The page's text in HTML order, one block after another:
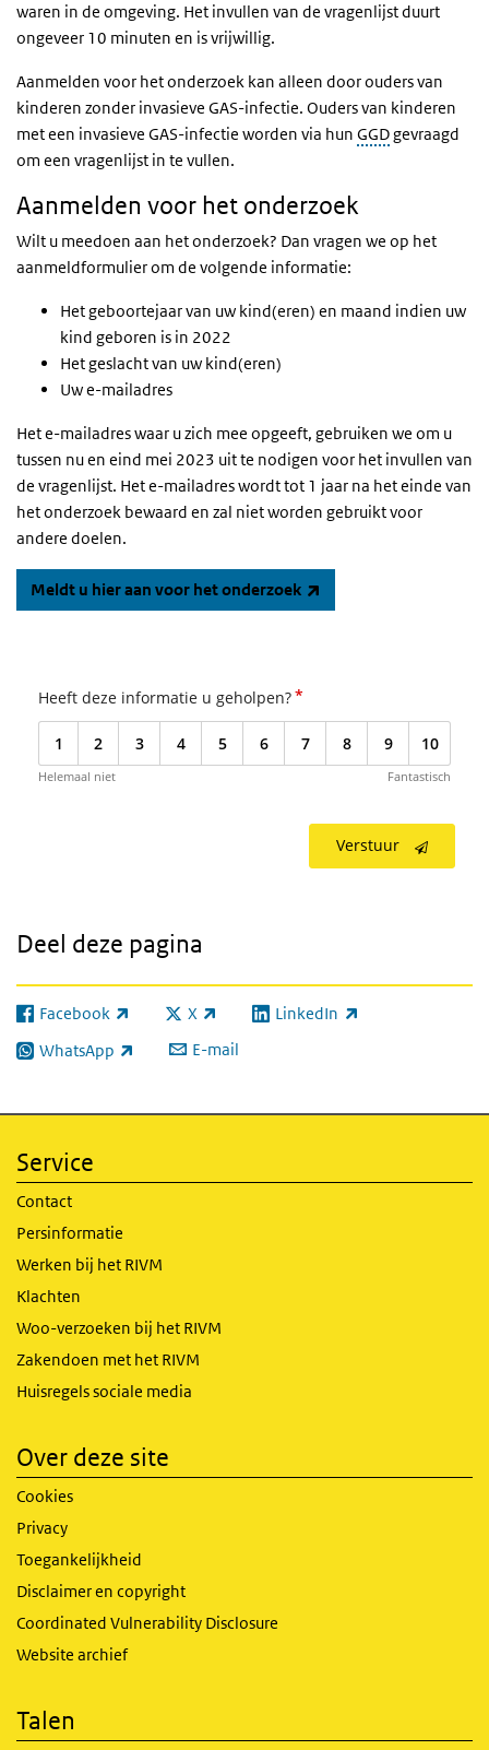
waren in de omgeving. Het invullen van de vragenlijst duurt
ongeveer 10 minuten en is vrijwillig.
Aanmelden voor het onderzoek kan alleen door ouders van
kinderen zonder invasieve GAS-infectie. Ouders van kinderen
met een invasieve GAS-infectie worden via hun GGDgevraagd
om een vragenlijst in te vullen.
Aanmelden voor het onderzoek
Wilt u meedoen aan het onderzoek? Dan vragen we op het
aanmeldformulier om de volgende informatie:
Het geboortejaar van uw kind(eren) en maand indien uw
kind geboren is in 2022
Het geslacht van uw kind(eren)
Uw e-mailadres
Het e-mailadres waar u zich mee opgeeft, gebruiken we om u
tussen nu en eind mei 2023 uit te nodigen voor het invullen van
de vragenlijst. Het e-mailadres wordt tot 1 jaar na het einde van
het onderzoek bewaard en zal niet worden gebruikt voor
andere doelen.
Meldt u hier aan voor het onderzoek
Heeft deze informatie u geholpen?*
1 2 3 4 5 6 7 8 9 10
Helemaal niet Fantastisch
Verstuur
Deel deze pagina
Facebook
(externe link) X
(externe link) LinkedIn
(externe link)
WhatsApp
(externe link) E-mail
Service
Contact
Persinformatie
Werken bij het RIVM
Klachten
Woo-verzoeken bij het RIVM
Zakendoen met het RIVM
Huisregels sociale media
Over deze site
Cookies
Privacy
Toegankelijkheid
Disclaimer en copyright
Coordinated Vulnerability Disclosure
Website archief
Talen